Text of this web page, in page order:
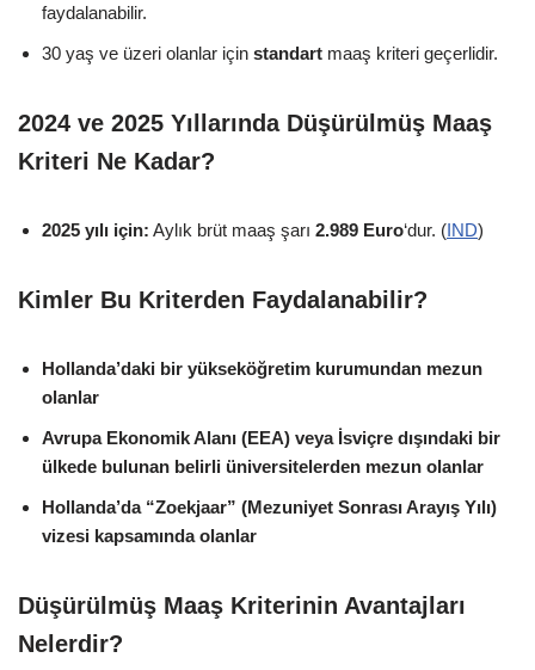
faydalanabilir.
30 yaş ve üzeri olanlar için standart maaş kriteri geçerlidir.
2024 ve 2025 Yıllarında Düşürülmüş Maaş
Kriteri Ne Kadar?
2025 yılı için: Aylık brüt maaş şarı 2.989 Euro‘dur. (IND)
Kimler Bu Kriterden Faydalanabilir?
Hollanda’daki bir yükseköğretim kurumundan mezun
olanlar
Avrupa Ekonomik Alanı (EEA) veya İsviçre dışındaki bir
ülkede bulunan belirli üniversitelerden mezun olanlar
Hollanda’da “Zoekjaar” (Mezuniyet Sonrası Arayış Yılı)
vizesi kapsamında olanlar
Düşürülmüş Maaş Kriterinin Avantajları
Nelerdir?